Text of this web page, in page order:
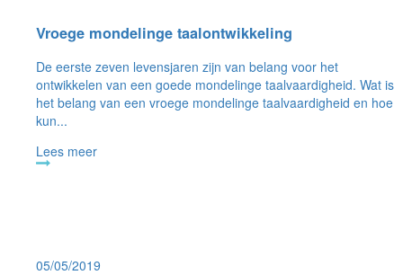
Vroege mondelinge taalontwikkeling
De eerste zeven levensjaren zijn van belang voor het
ontwikkelen van een goede mondelinge taalvaardigheid. Wat is
het belang van een vroege mondelinge taalvaardigheid en hoe
kun...
Lees meer
05/05/2019